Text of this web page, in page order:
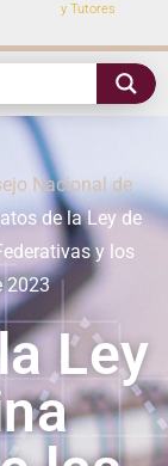
y Tutores
Nacional de
de la Ley de
y los
2023
Ley